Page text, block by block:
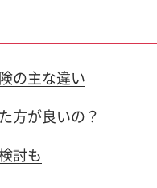
の主な違い
方が良いの？
討も